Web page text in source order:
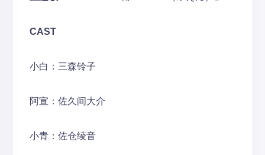
CAST
小白：三森铃子
阿宣：佐久间大介
小青：佐仓绫音